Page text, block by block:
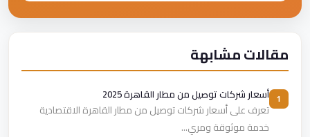
مقالات مشابهة
أسعار شركات توصيل من مطار القاهرة 2025
تعرف على أسعار شركات توصيل من مطار القاهرة الاقتصادية
خدمة موثوقة ومري...